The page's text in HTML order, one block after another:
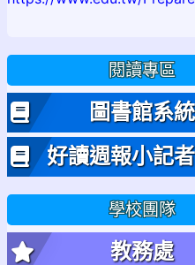
閱讀專區
圖書館系統
好讀週報小記
學校團隊
教務處